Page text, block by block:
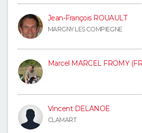
Jean-François ROUAULT
MARGNY LES COMPIEGNE
Marcel MARCEL FROMY
Vincent DELANOE
CLAMART